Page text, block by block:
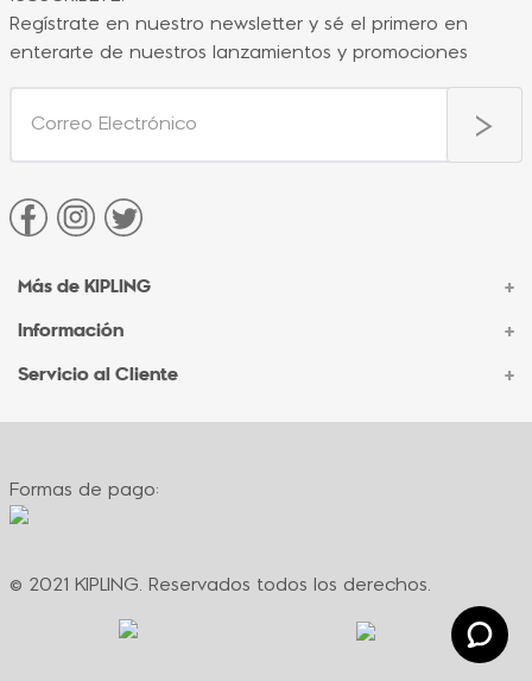
Regístrate en nuestro newsletter y sé el primero en
enterarte de nuestros lanzamientos y promociones
Más de KIPLING +
Acerca de Kipling
Sucursales
Información +
Contacto Corporativo
Formas de pago
Servicio al Cliente +
Contacto
Políticas de cambio
Términos y condiciones de promociones
Política de privacidad
Formas de pago:
© 2021 KIPLING. Reservados todos los derechos.